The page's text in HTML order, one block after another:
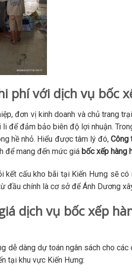
phí với dịch vụ bốc
đơn vị kinh doanh và chủ trang
để đảm bảo biên độ lợi nhuận.
hề nhỏ. Hiểu được tâm lý đó, Công
để mang đến mức giá bốc xếp hàng
kết cấu kho bãi tại Kiến Hưng sẽ
đầu chính là cơ sở để Ánh Dương
dịch vụ bốc xếp
dễ dàng dự toán ngân sách cho
tại khu vực Kiến Hưng: